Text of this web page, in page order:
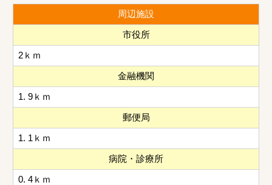
周辺施設
市役所
2ｋｍ
金融機関
1. 9ｋｍ
郵便局
1. 1ｋｍ
病院・診療所
0. 4ｋｍ